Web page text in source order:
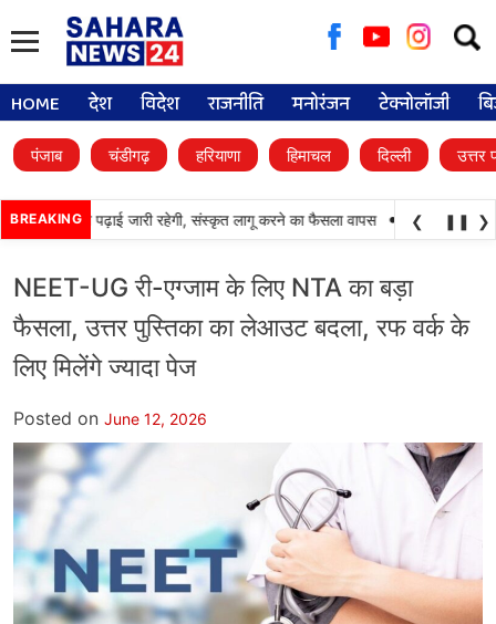
for:
HOME देश विदेश राजनीति मनोरंजन टेक्नोलॉजी
पंजाब चंडीगढ़ हरियाणा हिमाचल दिल्ली उत्तर
BREAKING
में पंजाबी की पढ़ाई जारी रहेगी, संस्कृत लागू करने का फैसला वापस • श्री गुरु हरिकृष्ण
❮ ❚❚ ❯
NEET-UG री-एग्जाम के लिए NTA का बड़ा
फैसला, उत्तर पुस्तिका का लेआउट बदला, रफ वर्क के
लिए मिलेंगे ज्यादा पेज
Posted on June 12, 2026